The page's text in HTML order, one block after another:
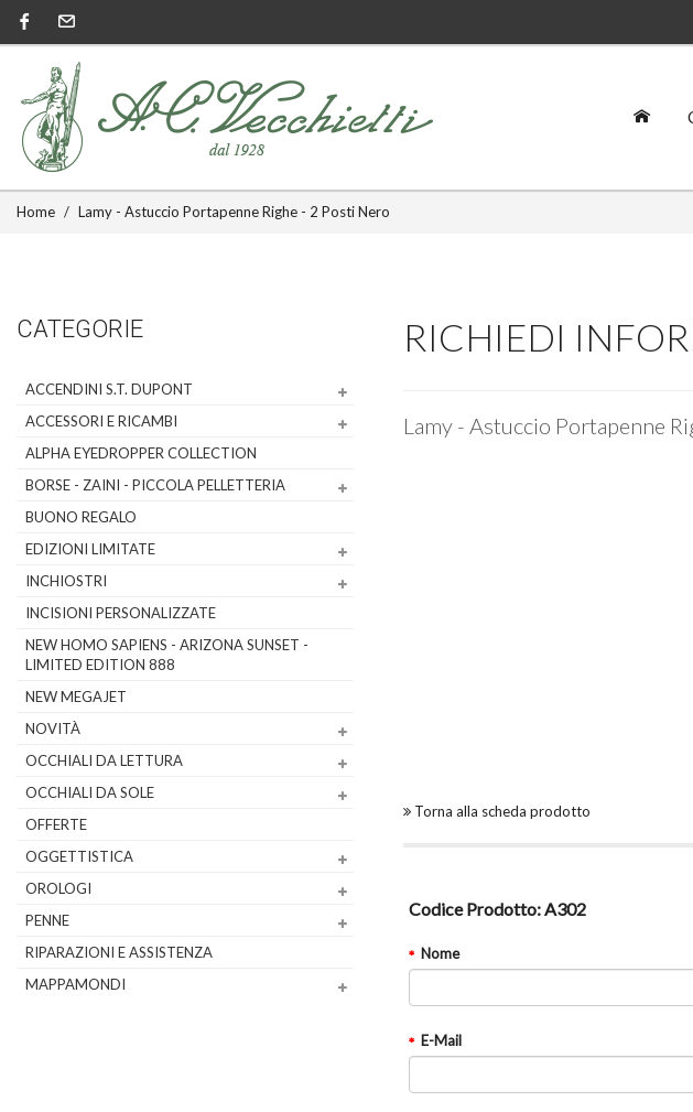
Home Lamy - Astuccio Portapenne Righe - 2 Posti Nero
CATEGORIE
ACCENDINI S.T. DUPONT
ACCESSORI E RICAMBI
ALPHA EYEDROPPER COLLECTION
BORSE - ZAINI - PICCOLA PELLETTERIA
BUONO REGALO
EDIZIONI LIMITATE
INCHIOSTRI
INCISIONI PERSONALIZZATE
NEW HOMO SAPIENS - ARIZONA SUNSET -
LIMITED EDITION 888
NEW MEGAJET
NOVITÀ
OCCHIALI DA LETTURA
OCCHIALI DA SOLE
OFFERTE
OGGETTISTICA
OROLOGI
PENNE
RIPARAZIONI E ASSISTENZA
MAPPAMONDI
RICHIEDI
Lamy - Astuccio Portapenne
Torna alla scheda prodotto
Codice Prodotto:A302
Nome
E-Mail